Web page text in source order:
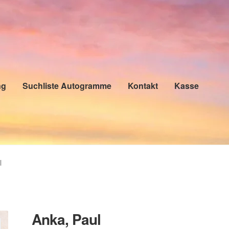
Suchliste Autogramme Kontakt Kasse
Anka, Paul